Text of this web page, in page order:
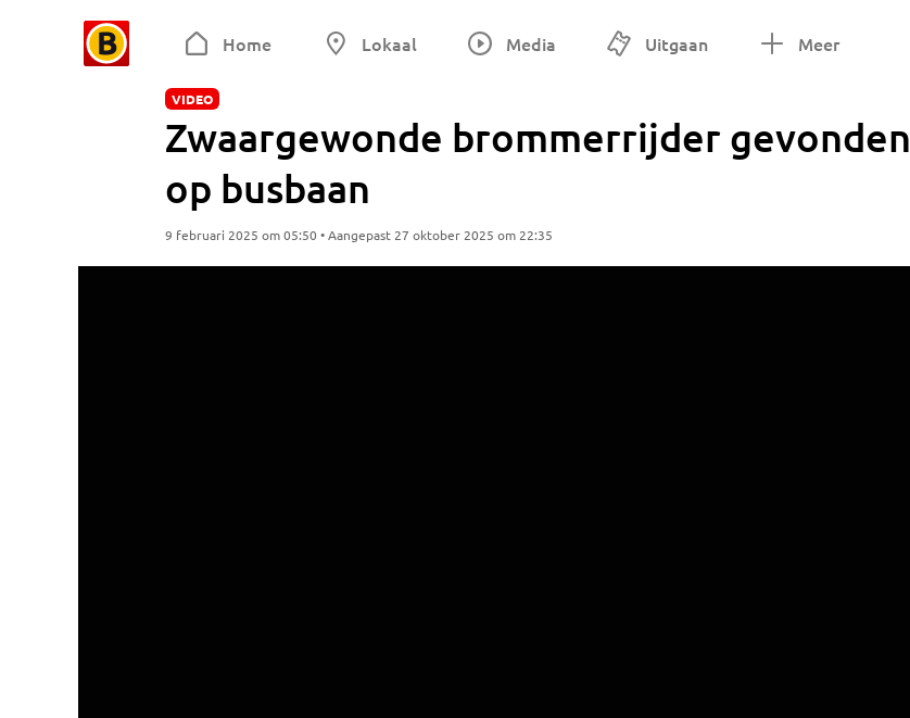
Home Lokaal Media Uitgaan Meer
VIDEO
Zwaargewonde brommerrijder gevonden
op busbaan
9 februari 2025 om 05:50 • Aangepast 27 oktober 2025 om 22:35